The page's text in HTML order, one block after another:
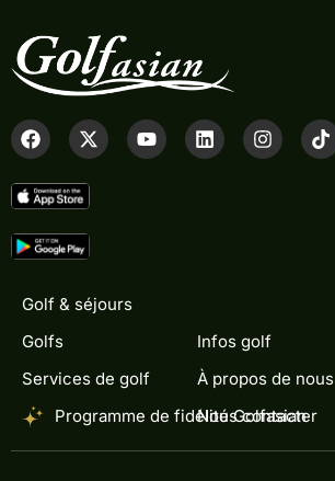
Golf & séjours
Golfs
Services de golf
Programme de fidélité Golfasian
Infos golf
À propos de nous
Nous contacter